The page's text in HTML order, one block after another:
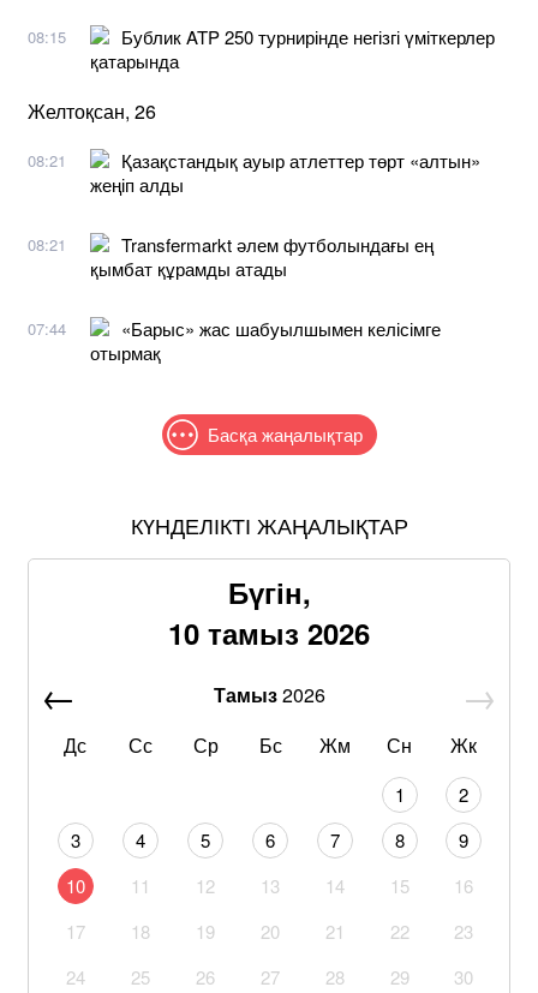
08:15
Бублик ATP 250 турнирінде негізгі үміткерлер
қатарында
Желтоқсан, 26
08:21
Қазақстандық ауыр атлеттер төрт «алтын»
жеңіп алды
08:21
Transfermarkt әлем футболындағы ең
қымбат құрамды атады
07:44
«Барыс» жас шабуылшымен келісімге
отырмақ
Басқа жаңалықтар
КҮНДЕЛІКТІ ЖАҢАЛЫҚТАР
Бүгін,
10 тамыз 2026
Тамыз2026
Дс
Сс Ср Бс Жм Сн Жк
1
2
3
4 5 6 7 8
9
10
11 12 13 14 15
16
17
18 19 20 21 22
23
24
25 26 27 28 29
30